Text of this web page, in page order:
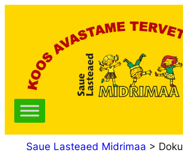
Saue Lasteaed Midrimaa >